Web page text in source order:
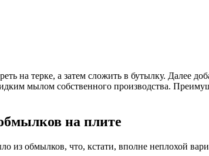
на терке, а затем сложить в бутылку. Далее
мылом собственного производства.
на плите
из обмылков, что, кстати, вполне неплохой